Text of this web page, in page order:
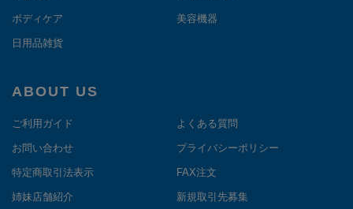
ボディケア 美容機器
日用品雑貨
ABOUT US
ご利用ガイド よくある質問
お問い合わせ プライバシーポリシー
特定商取引法表示 FAX注文
姉妹店舗紹介 新規取引先募集